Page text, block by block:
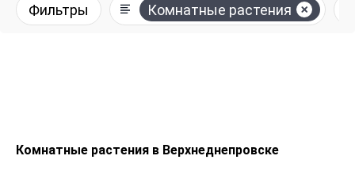
Фильтры Комнатные растения
Комнатные растения в Верхнеднепровске